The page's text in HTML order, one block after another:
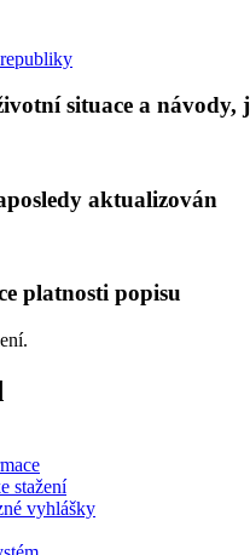
situace a návody,
aktualizován
platnosti popisu
stažení
vyhlášky